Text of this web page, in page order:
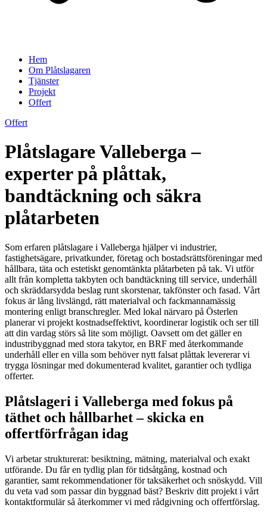
Hem
Om Plåtslagaren
Tjänster
Projekt
Offert
Offert
Plåtslagare Valleberga –
experter på plåttak,
bandtäckning och säkra
plåtarbeten
Som erfaren plåtslagare i Valleberga hjälper vi industrier,
fastighetsägare, privatkunder, företag och bostadsrättsföreningar med
hållbara, täta och estetiskt genomtänkta plåtarbeten på tak. Vi utför
allt från kompletta takbyten och bandtäckning till service, underhåll
och skräddarsydda beslag runt skorstenar, takfönster och fasad. Vårt
fokus är lång livslängd, rätt materialval och fackmannamässig
montering enligt branschregler. Med lokal närvaro på Österlen
planerar vi projekt kostnadseffektivt, koordinerar logistik och ser till
att din vardag störs så lite som möjligt. Oavsett om det gäller en
industribyggnad med stora takytor, en BRF med återkommande
underhåll eller en villa som behöver nytt falsat plåttak levererar vi
trygga lösningar med dokumenterad kvalitet, garantier och tydliga
offerter.
Plåtslageri i Valleberga med fokus på
täthet och hållbarhet – skicka en
offertförfrågan idag
Vi arbetar strukturerat: besiktning, mätning, materialval och exakt
utförande. Du får en tydlig plan för tidsåtgång, kostnad och
garantier, samt rekommendationer för taksäkerhet och snöskydd. Vill
du veta vad som passar din byggnad bäst? Beskriv ditt projekt i vårt
kontaktformulär så återkommer vi med rådgivning och offertförslag.